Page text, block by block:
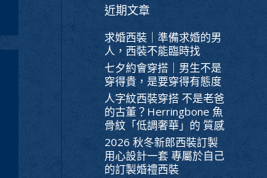
近期文章
求婚西裝｜準備求婚的男
人，西裝不能臨時找
七夕約會穿搭｜男生不是
穿得貴，是要穿得有態度
人字紋西裝穿搭 不是老爸
的古董？Herringbone 魚
骨紋「低調奢華」的 質感
2026 秋冬新郎西裝訂製
用心設計一套 專屬於自己
的訂製婚禮西裝